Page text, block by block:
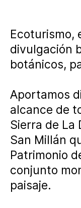
Ecoturismo,
divulgación
botánicos,
Aportamos
alcance de
Sierra de La
San Millán
Patrimonio
conjunto
paisaje.